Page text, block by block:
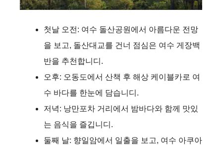
첫날 오전: 여수 돌산공원에서 아름다운 전망
을 보고, 돌산대교를 건너 점심은 여수 게장백
반을 추천합니디.
오후: 오동도에서 산책 후 해상 케이블카로 여
수 바다를 한눈에 담습니디.
저녁: 낭만포차 거리에서 밤바다와 함께 맛있
는 음식을 즐깁니디.
둘째 날: 향일암에서 일출을 보고, 여수 아쿠아